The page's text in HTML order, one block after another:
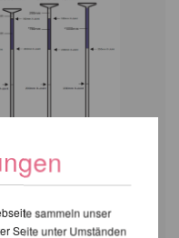
sammeln unser
Seite unter Umständen